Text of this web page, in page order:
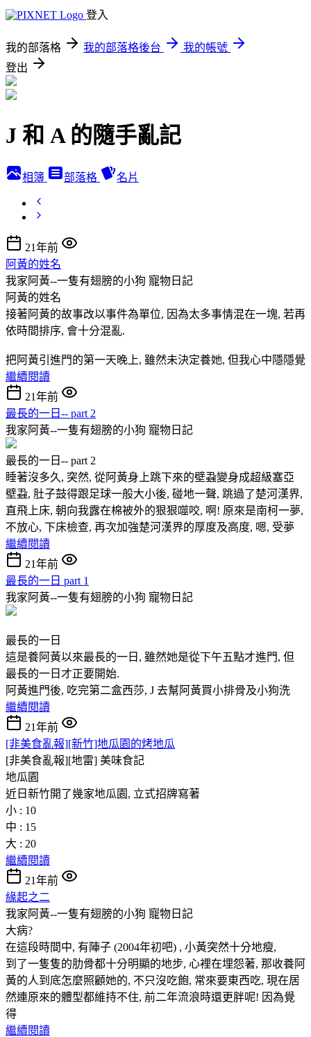
登入
我的部落格 我的部落格後台
我的帳號
登出
J 和 A 的隨手亂記
相簿 部落格 名片
21年前
阿黃的姓名
我家阿黃--一隻有翅膀的小狗 寵物日記
阿黃的姓名
接著阿黃的故事改以事件為單位, 因為太多事情混在一塊, 若再
依時間排序, 會十分混亂.
把阿黃引進門的第一天晚上, 雖然未決定養她, 但我心中隱隱覺
繼續閱讀
21年前
最長的一日-- part 2
我家阿黃--一隻有翅膀的小狗 寵物日記
最長的一日-- part 2
睡著沒多久, 突然, 從阿黃身上跳下來的壁蝨變身成超級塞亞
壁蝨, 肚子鼓得跟足球一般大小後, 碰地一聲, 跳過了楚河漢界,
直飛上床, 朝向我露在棉被外的狠狠噬咬, 啊! 原來是南柯一夢,
不放心, 下床檢查, 再次加強楚河漢界的厚度及高度, 嗯, 受夢
繼續閱讀
21年前
最長的一日 part 1
我家阿黃--一隻有翅膀的小狗 寵物日記
最長的一日
這是養阿黃以來最長的一日, 雖然她是從下午五點才進門, 但
最長的一日才正要開始.
阿黃進門後, 吃完第二盒西莎, J 去幫阿黃買小排骨及小狗洗
繼續閱讀
21年前
[非美食亂報][新竹]地瓜園的烤地瓜
[非美食亂報][地雷] 美味食記
地瓜園
近日新竹開了幾家地瓜園, 立式招牌寫著
小 : 10
中 : 15
大 : 20
繼續閱讀
21年前
緣起之二
我家阿黃--一隻有翅膀的小狗 寵物日記
大病?
在這段時間中, 有陣子 (2004年初吧) , 小黃突然十分地瘦,
到了一隻隻的肋骨都十分明顯的地步, 心裡在埋怨著, 那收養阿
黃的人到底怎麼照顧她的, 不只沒吃飽, 常來要東西吃, 現在居
然連原來的體型都維持不住, 前二年流浪時還更胖呢! 因為覺
得
繼續閱讀